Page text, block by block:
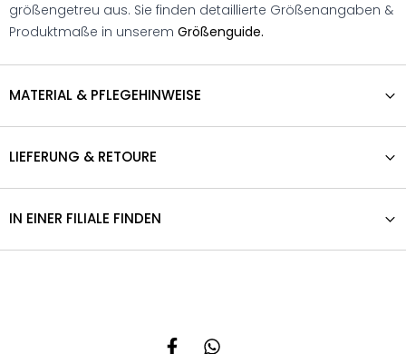
größengetreu aus. Sie finden detaillierte Größenangaben &
Produktmaße in unserem Größenguide.
MATERIAL & PFLEGEHINWEISE
LIEFERUNG & RETOURE
IN EINER FILIALE FINDEN